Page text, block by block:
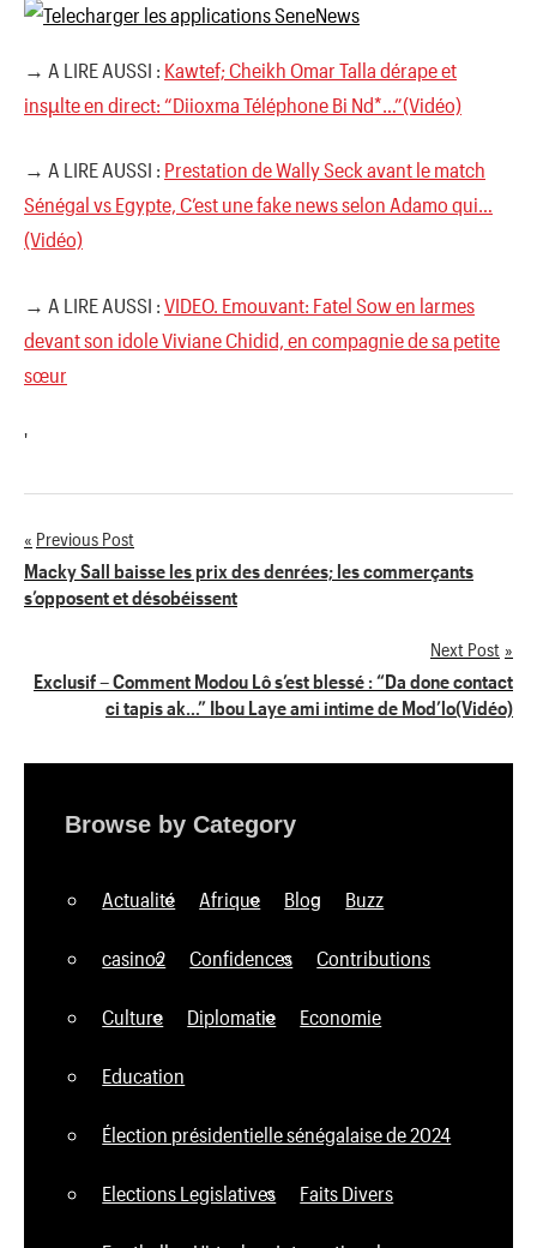
→ A LIRE AUSSI : Kawtef; Cheikh Omar Talla dérape et
insµlte en direct: “Diioxma Téléphone Bi Nd*…”(Vidéo)
→ A LIRE AUSSI : Prestation de Wally Seck avant le match
Sénégal vs Egypte, C’est une fake news selon Adamo qui…
(Vidéo)
→ A LIRE AUSSI : VIDEO. Emouvant: Fatel Sow en larmes
devant son idole Viviane Chidid, en compagnie de sa petite
sœur
'
Navigation
de
Previous Post
Macky Sall baisse les prix des denrées; les commerçants
s’opposent et désobéissent
Next Post
Exclusif – Comment Modou Lô s’est blessé : “Da done contact
ci tapis ak…” Ibou Laye ami intime de Mod’lo(Vidéo)
Browse by Category
Actualité Afrique Blog Buzz
casino2 Confidences Contributions
Culture Diplomatie Economie
Education
Élection présidentielle sénégalaise de 2024
Elections Legislatives Faits Divers